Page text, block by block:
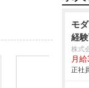
モ
経
株式
月
正社